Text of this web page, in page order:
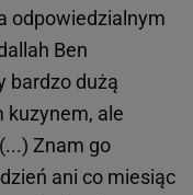
odpowiedzialnym
Ben
bardzo dużą
kuzynem, ale
Znam go
ani co miesiąc